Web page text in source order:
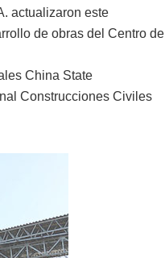
actualizaron este
de obras del Centro de
China State
Construcciones Civiles